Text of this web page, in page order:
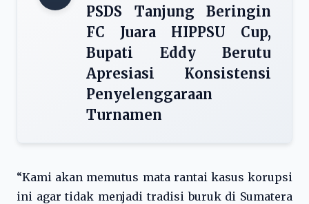
PSDS Tanjung Beringin
FC Juara HIPPSU Cup,
Bupati Eddy Berutu
Apresiasi Konsistensi
Penyelenggaraan
Turnamen
“Kami akan memutus mata rantai kasus korupsi
ini agar tidak menjadi tradisi buruk di Sumatera